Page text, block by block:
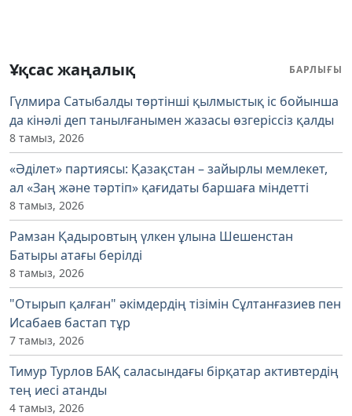
Ұқсас жаңалық БАРЛЫҒЫ
Гүлмира Сатыбалды төртінші қылмыстық іс бойынша
да кінәлі деп танылғанымен жазасы өзгеріссіз қалды
8 тамыз, 2026
«Әділет» партиясы: Қазақстан – зайырлы мемлекет,
ал «Заң және тәртіп» қағидаты баршаға міндетті
8 тамыз, 2026
Рамзан Қадыровтың үлкен ұлына Шешенстан
Батыры атағы берілді
8 тамыз, 2026
"Отырып қалған" әкімдердің тізімін Сұлтанғазиев пен
Исабаев бастап тұр
7 тамыз, 2026
Тимур Турлов БАҚ саласындағы бірқатар активтердің
тең иесі атанды
4 тамыз, 2026